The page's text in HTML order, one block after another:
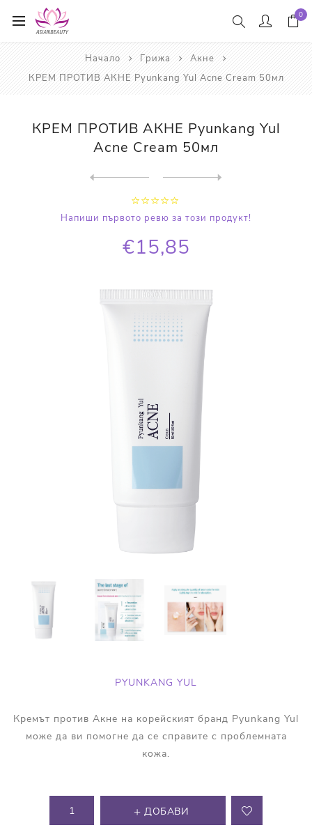
0
Начало Грижа
Акне
КРЕМ ПРОТИВ АКНЕ Pyunkang Yul Acne Cream 50мл
КРЕМ ПРОТИВ АКНЕ Pyunkang Yul
Acne Cream 50мл
Напиши първото ревю за този продукт!
€15,85
PYUNKANG YUL
Кремът против Акне на корейският бранд Pyunkang Yul
може да ви помогне да се справите с проблемната
кожа.
ДОБАВИ